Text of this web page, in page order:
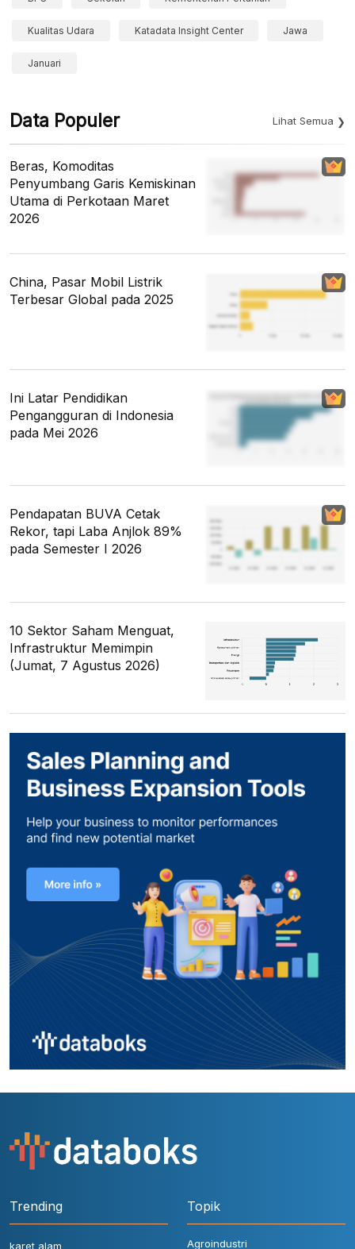
Kualitas Udara Katadata Insight Center Jawa
Januari
Data Populer Lihat Semua
Beras, Komoditas
Penyumbang Garis Kemiskinan
Utama di Perkotaan Maret
2026
China, Pasar Mobil Listrik
Terbesar Global pada 2025
Ini Latar Pendidikan
Pengangguran di Indonesia
pada Mei 2026
Pendapatan BUVA Cetak
Rekor, tapi Laba Anjlok 89%
pada Semester I 2026
10 Sektor Saham Menguat,
Infrastruktur Memimpin
(Jumat, 7 Agustus 2026)
Trending
karet alam
Topik
Agroindustri